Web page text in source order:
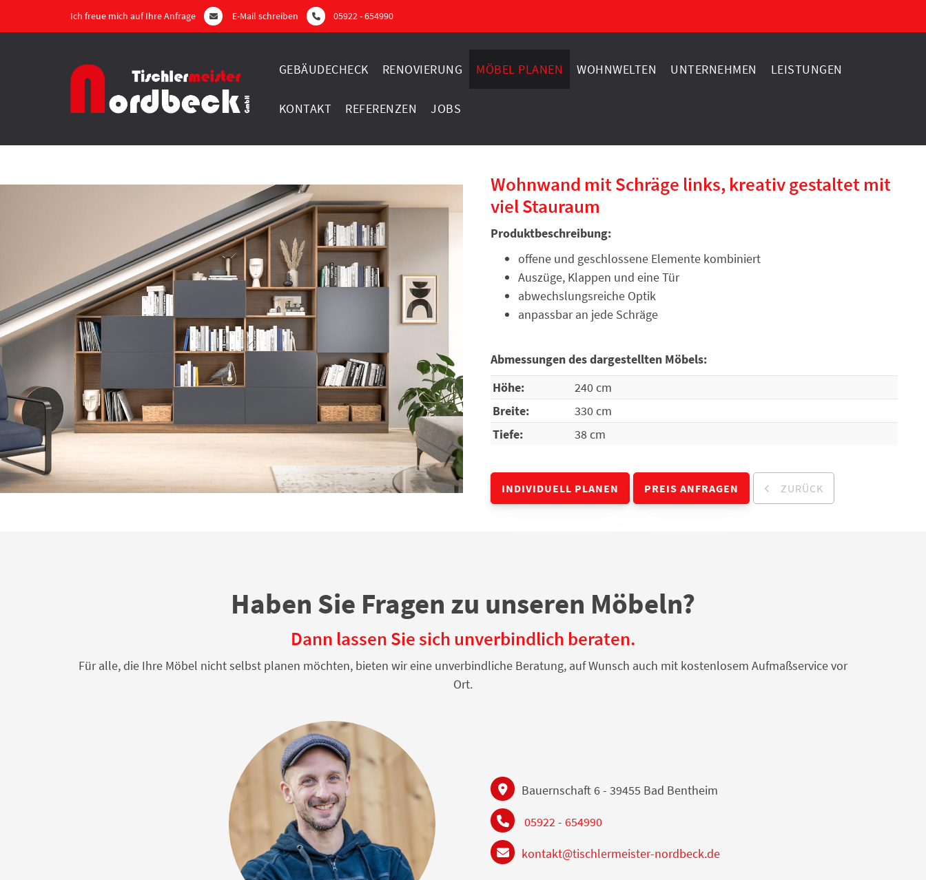
Ich freue mich auf Ihre Anfrage E-Mail schreiben 05922 - 654990
GEBÄUDECHECK RENOVIERUNG MÖBEL PLANEN WOHNWELTEN UNTERNEHMEN LEISTUNGEN
KONTAKT REFERENZEN JOBS
Wohnwand mit Schräge links, kreativ gestaltet mit
viel Stauraum
Produktbeschreibung:
offene und geschlossene Elemente kombiniert
Auszüge, Klappen und eine Tür
abwechslungsreiche Optik
anpassbar an jede Schräge
Abmessungen des dargestellten Möbels:
Höhe:
240 cm
Breite:
330 cm
Tiefe:
38 cm
INDIVIDUELL PLANEN PREIS ANFRAGEN ZURÜCK
Haben Sie Fragen zu unseren Möbeln?
Dann lassen Sie sich unverbindlich beraten.
Für alle, die Ihre Möbel nicht selbst planen möchten, bieten wir eine unverbindliche Beratung, auf Wunsch auch mit kostenlosem Aufmaßservice vor
Ort.
Bauernschaft 6 - 39455 Bad Bentheim
05922 - 654990
kontakt@tischlermeister-nordbeck.de